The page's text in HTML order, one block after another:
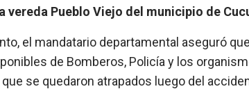
vereda Pueblo Viejo del municipio de
el mandatario departamental aseguró
de Bomberos, Policía y los
se quedaron atrapados luego del